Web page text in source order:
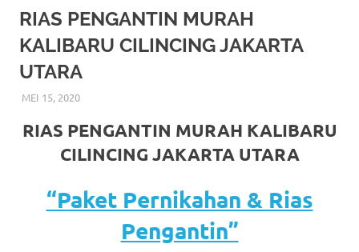
More
hints
rolex
replica.
my
https://www.watchesf.com.
RIAS PENGANTIN MURAH
KALIBARU CILINCING JAKARTA
UTARA
MEI 15, 2020RIASALIKHA
BEKASI
PENGANTIN MURAH ,RIAS,RIAS PENGANTIN
RIAS PENGANTIN MURAH KALIBARU
CILINCING JAKARTA UTARA
“Paket Pernikahan & Rias
Pengantin”